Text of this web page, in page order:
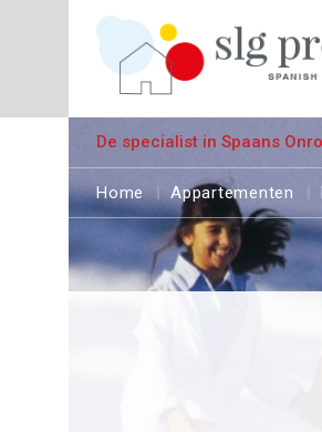
De specialist in Spaans
Home Appartementen